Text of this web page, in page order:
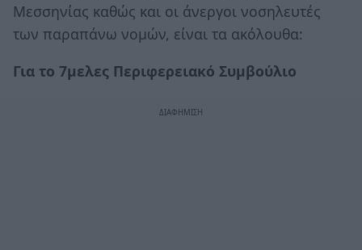
Μεσσηνίας καθώς και οι άνεργοι νοσηλευτές
των παραπάνω νομών, είναι τα ακόλουθα:
Για το 7μελες Περιφερειακό Συμβούλιο